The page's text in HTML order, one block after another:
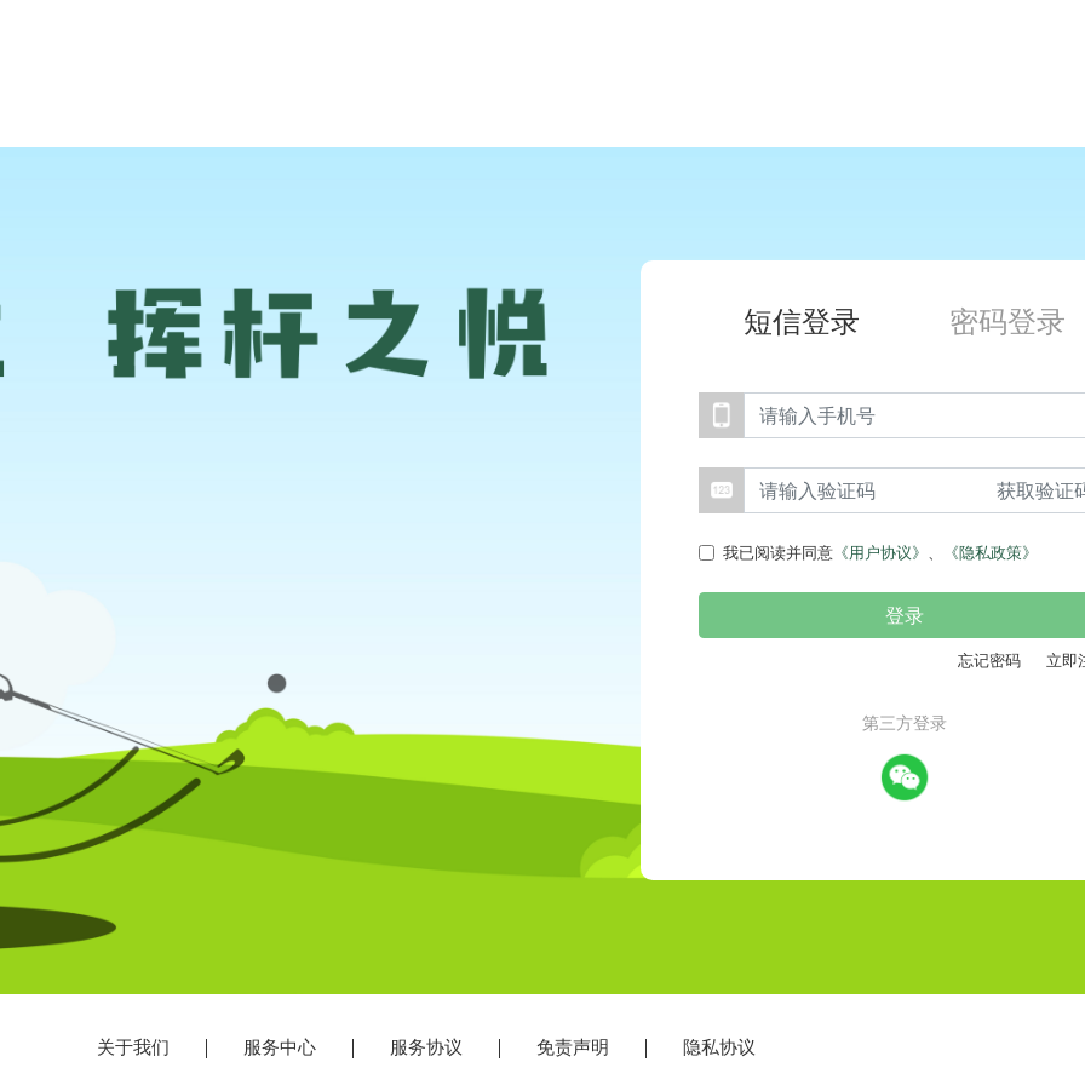
短信登录 密码登录
获取验证码
我已阅读并同意《用户协议》、 《隐私政策》
登录
忘记密码 立即注册
第三方登录
关于我们 服务中心 服务协议 免责声明 隐私协议